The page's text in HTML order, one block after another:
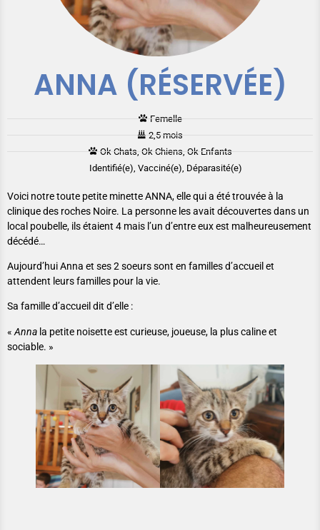
ANNA (RÉSERVÉE)
Femelle
2,5 mois
Ok Chats, Ok Chiens, Ok Enfants
Identifié(e), Vacciné(e), Déparasité(e)
Voici notre toute petite minette ANNA, elle qui a été trouvée à la
clinique des roches Noire. La personne les avait découvertes dans un
local poubelle, ils étaient 4 mais l’un d’entre eux est malheureusement
décédé…
Aujourd’hui Anna et ses 2 soeurs sont en familles d’accueil et
attendent leurs familles pour la vie.
Sa famille d’accueil dit d’elle :
« Anna la petite noisette est curieuse, joueuse, la plus caline et
sociable. »